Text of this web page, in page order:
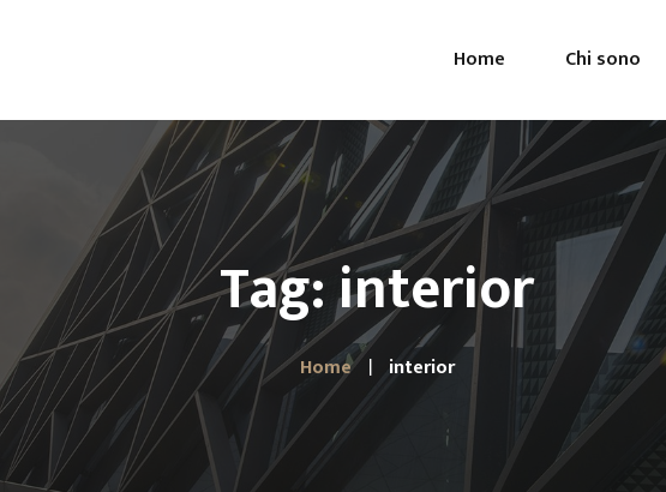
Home Chi sono
Tag: interior
Home interior